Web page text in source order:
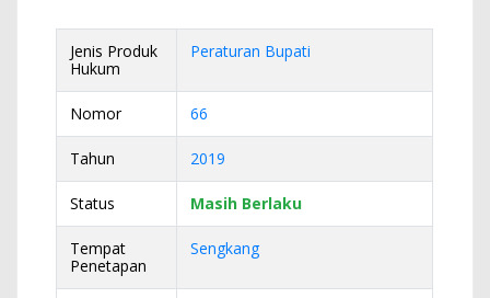
Jenis Produk
Hukum
Peraturan Bupati
Nomor 66
Tahun 2019
Status Masih Berlaku
Tempat
Penetapan
Sengkang